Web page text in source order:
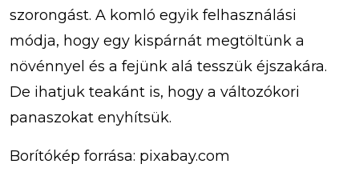
szorongást. A komló egyik felhasználási
módja, hogy egy kispárnát megtöltünk a
növénnyel és a fejünk alá tesszük éjszakára.
De ihatjuk teakánt is, hogy a változókori
panaszokat enyhítsük.
Borítókép forrása: pixabay.com